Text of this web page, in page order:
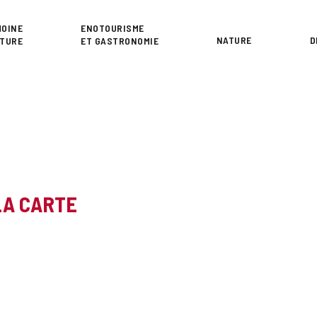
ENOTOURISME
ET GASTRONOMIE
NATURE
CARTE